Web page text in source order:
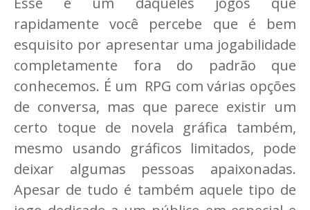
rapidamente você percebe que é bem
esquisito por apresentar uma jogabilidade
completamente fora do padrão que
conhecemos. É um RPG com várias opções
de conversa, mas que parece existir um
certo toque de novela gráfica também,
mesmo usando gráficos limitados, pode
deixar algumas pessoas apaixonadas.
Apesar de tudo é também aquele tipo de